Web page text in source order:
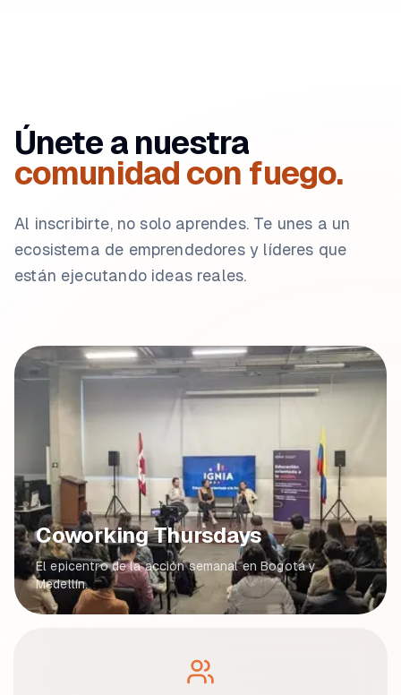
Únete a nuestra
comunidad con fuego.
Al inscribirte, no solo aprendes. Te unes a un
ecosistema de emprendedores y líderes que
están ejecutando ideas reales.
Coworking Thursdays
El epicentro de la acción semanal en Bogotá y
Medellín.